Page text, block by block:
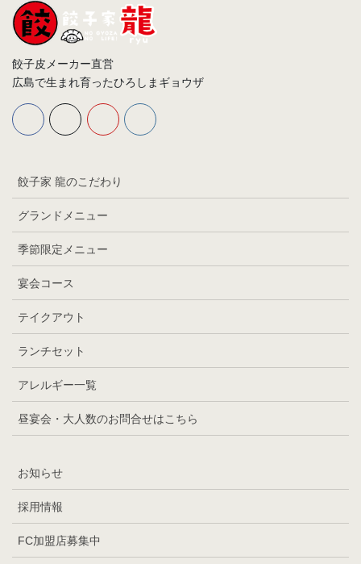
餃子皮メーカー直営
広島で生まれ育ったひろしまギョウザ
餃子家 龍のこだわり
グランドメニュー
季節限定メニュー
宴会コース
テイクアウト
ランチセット
アレルギー一覧
昼宴会・大人数のお問合せはこちら
お知らせ
採用情報
FC加盟店募集中